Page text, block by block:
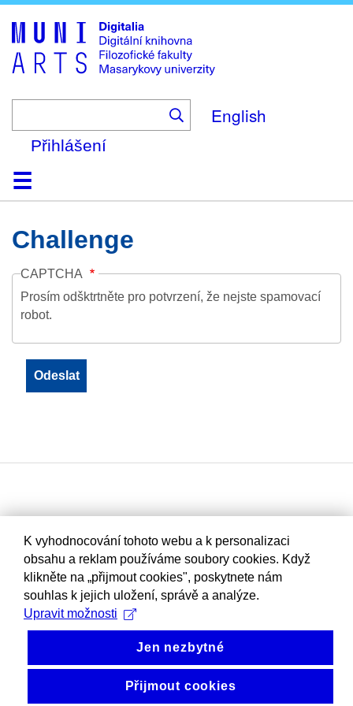
to
main
content
English
Přihlášení
DomůKolekce
Prohlížení
Vyhledávání
O platformě
Nápověda
KontaktDigitalia
Challenge
CAPTCHA
Prosím odšktrtněte pro potvrzení, že nejste spamovací
robot.
K vyhodnocování tohoto webu a k personalizaci
obsahu a reklam používáme soubory cookies. Když
klikněte na „přijmout cookies", poskytnete nám
souhlas k jejich uložení, správě a analýze.
Upravit možnosti
Jen nezbytné
Přijmout cookies